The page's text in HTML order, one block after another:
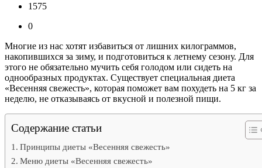
1575
0
Многие из нас хотят избавиться от лишних килограммов,
накопившихся за зиму, и подготовиться к летнему сезону. Для
этого не обязательно мучить себя голодом или сидеть на
однообразных продуктах. Существует специальная диета
«Весенняя свежесть», которая поможет вам похудеть на 5 кг за
неделю, не отказываясь от вкусной и полезной пищи.
Содержание статьи
Принципы диеты «Весенняя свежесть»
Меню диеты «Весенняя свежесть»